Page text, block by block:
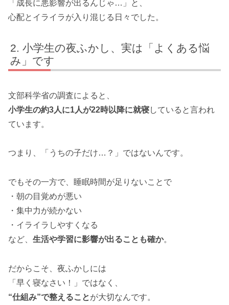
「成長に悪影響が出るんじゃ…」と、
心配とイライラが入り混じる日々でした。
小学生の夜ふかし、実は「よくある悩
み」です
文部科学省の調査によると、
小学生の約3人に1人が22時以降に就寝していると言われ
ています。
つまり、「うちの子だけ…？」ではないんです。
でもその一方で、睡眠時間が足りないことで
・朝の目覚めが悪い
・集中力が続かない
・イライラしやすくなる
など、 生活や学習に影響が出ることも確か。
だからこそ、夜ふかしには
「早く寝なさい！」ではなく、
“仕組み”で整えることが大切なんです。